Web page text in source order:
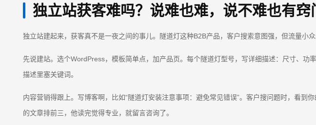
独立站获客难吗？说难也难，说不难也有窍
独立站建起来，获客真不是一夜之间的事儿。隧道灯这种B2B产品，客户搜索意图强，但流量小
先说建站。选个WordPress，模板简单点，加产品页。每个隧道灯型号，写详细描述：尺寸、
描述里塞关键词。
内容营销得跟上。写博客啊，比如“隧道灯安装注意事项：避免常见错误”。客户搜问题时，看
的文章排前三，他读完觉得专业，就留言咨询了。